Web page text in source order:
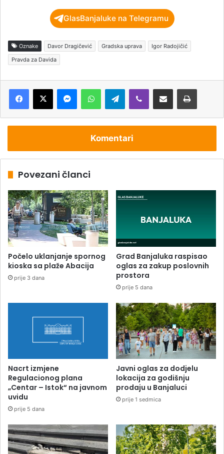
GlasBanjaluke na Telegramu
Oznake Davor Dragičević Gradska uprava
Igor Radojičić
Pravda za Davida
Telegram
Komentari
Povezani članci
Počelo uklanjanje spornog
kioska sa plaže Abacija
prije 3 dana
Grad Banjaluka raspisao
oglas za zakup poslovnih
prostora
prije 5 dana
Nacrt izmjene
Regulacionog plana
„Centar – Istok“ na javnom
uvidu
prije 5 dana
Javni oglas za dodjelu
lokacija za godišnju
prodaju u Banjaluci
prije 1 sedmica